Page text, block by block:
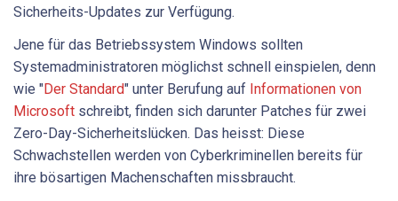
Sicherheits-Updates zur Verfügung.
Jene für das Betriebssystem Windows sollten
Systemadministratoren möglichst schnell einspielen, denn
wie "Der Standard" unter Berufung auf Informationen von
Microsoft schreibt, finden sich darunter Patches für zwei
Zero-Day-Sicherheitslücken. Das heisst: Diese
Schwachstellen werden von Cyberkriminellen bereits für
ihre bösartigen Machenschaften missbraucht.